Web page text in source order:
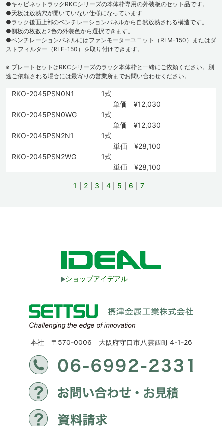
●キャビネットラックRKCシリーズの本体枠専用の外装板のセット品です。
●天板は放熱穴が開いていない仕様になっています
●ラック後面上部のベンチレーションパネルから自然放熱される構造です。
●側板の枚数と2色の外装色から選択できます。
●ベンチレーションパネルにはファンモーターユニット（RLM-150）またはダ
ストフィルター（RLF-150）を取り付けできます。
※ プレートセットはRKCシリーズのラック本体枠と一緒にご依頼ください。別
途ご依頼される場合には最寄りの営業所までお問い合わせください。
RKO-2045PSN0N1
1式
単価 ¥12,030
RKO-2045PSN0WG
1式
単価 ¥12,030
RKO-2045PSN2N1
1式
単価 ¥28,100
RKO-2045PSN2WG
1式
単価 ¥28,100
1 2 3 4 5 6 7
ショップアイデアル
本社 〒570-0006 大阪府守口市八雲西町 4-1-26